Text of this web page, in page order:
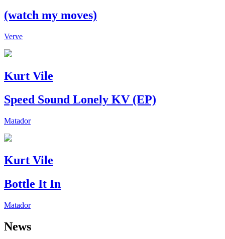
(watch my moves)
Verve
Kurt Vile
Speed Sound Lonely KV (EP)
Matador
Kurt Vile
Bottle It In
Matador
News